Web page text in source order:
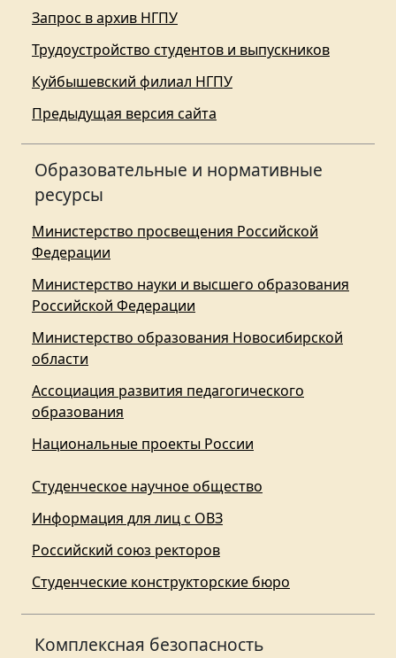
Запрос в архив НГПУ
Трудоустройство студентов и выпускников
Куйбышевский филиал НГПУ
Предыдущая версия сайта
Образовательные и нормативные
ресурсы
Министерство просвещения Российской
Федерации
Министерство науки и высшего образования
Российской Федерации
Министерство образования Новосибирской
области
Ассоциация развития педагогического
образования
Национальные проекты России
Студенческое научное общество
Информация для лиц с ОВЗ
Российский союз ректоров
Студенческие конструкторские бюро
Комплексная безопасность